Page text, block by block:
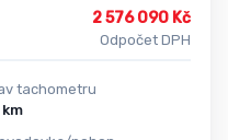
2 576 090 Kč
Odpočet DPH
tachometru
10 km